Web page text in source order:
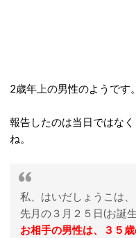
2歳年上の男性のようです。
報告したのは当日ではな
ね。
私、はいだしょうこは、
先月の３月２５日(お誕
お相手の男性は、３５